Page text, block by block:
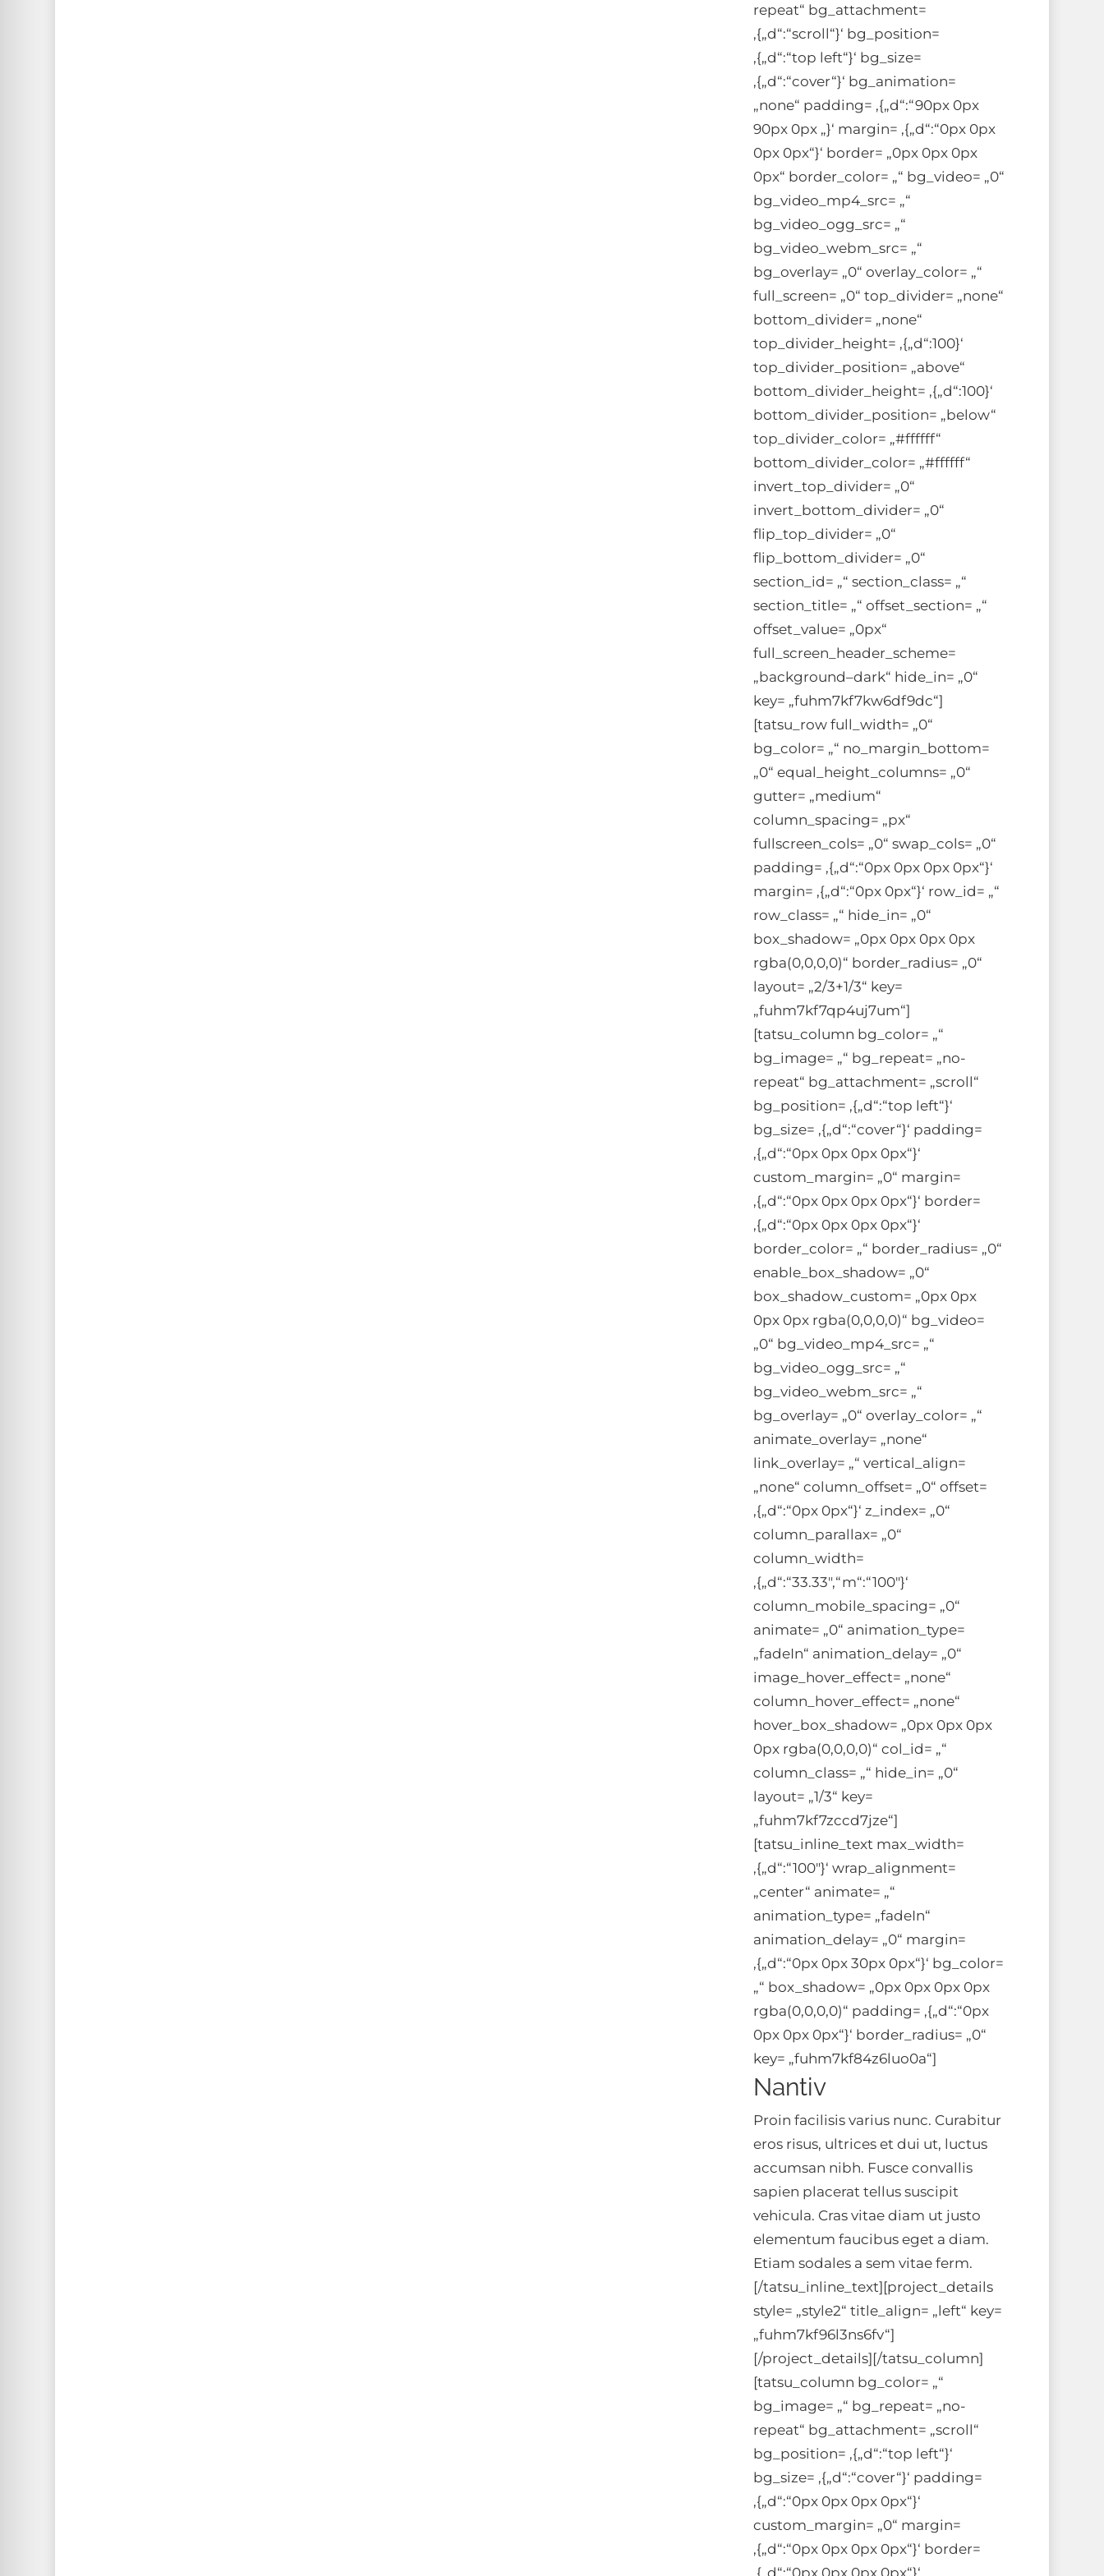
repeat“ bg_attachment=
‚{„d“:“scroll“}‘ bg_position=
‚{„d“:“top left“}‘ bg_size=
‚{„d“:“cover“}‘ bg_animation=
„none“ padding= ‚{„d“:“90px 0px
90px 0px „}‘ margin= ‚{„d“:“0px 0px
0px 0px“}‘ border= „0px 0px 0px
0px“ border_color= „“ bg_video= „0“
bg_video_mp4_src= „“
bg_video_ogg_src= „“
bg_video_webm_src= „“
bg_overlay= „0“ overlay_color= „“
full_screen= „0“ top_divider= „none“
bottom_divider= „none“
top_divider_height= ‚{„d“:100}‘
top_divider_position= „above“
bottom_divider_height= ‚{„d“:100}‘
bottom_divider_position= „below“
top_divider_color= „#ffffff“
bottom_divider_color= „#ffffff“
invert_top_divider= „0“
invert_bottom_divider= „0“
flip_top_divider= „0“
flip_bottom_divider= „0“
section_id= „“ section_class= „“
section_title= „“ offset_section= „“
offset_value= „0px“
full_screen_header_scheme=
„background–dark“ hide_in= „0“
key= „fuhm7kf7kw6df9dc“]
[tatsu_row full_width= „0“
bg_color= „“ no_margin_bottom=
„0“ equal_height_columns= „0“
gutter= „medium“
column_spacing= „px“
fullscreen_cols= „0“ swap_cols= „0“
padding= ‚{„d“:“0px 0px 0px 0px“}‘
margin= ‚{„d“:“0px 0px“}‘ row_id= „“
row_class= „“ hide_in= „0“
box_shadow= „0px 0px 0px 0px
rgba(0,0,0,0)“ border_radius= „0“
layout= „2/3+1/3“ key=
„fuhm7kf7qp4uj7um“]
[tatsu_column bg_color= „“
bg_image= „“ bg_repeat= „no-
repeat“ bg_attachment= „scroll“
bg_position= ‚{„d“:“top left“}‘
bg_size= ‚{„d“:“cover“}‘ padding=
‚{„d“:“0px 0px 0px 0px“}‘
custom_margin= „0“ margin=
‚{„d“:“0px 0px 0px 0px“}‘ border=
‚{„d“:“0px 0px 0px 0px“}‘
border_color= „“ border_radius= „0“
enable_box_shadow= „0“
box_shadow_custom= „0px 0px
0px 0px rgba(0,0,0,0)“ bg_video=
„0“ bg_video_mp4_src= „“
bg_video_ogg_src= „“
bg_video_webm_src= „“
bg_overlay= „0“ overlay_color= „“
animate_overlay= „none“
link_overlay= „“ vertical_align=
„none“ column_offset= „0“ offset=
‚{„d“:“0px 0px“}‘ z_index= „0“
column_parallax= „0“
column_width=
‚{„d“:“33.33″,“m“:“100″}‘
column_mobile_spacing= „0“
animate= „0“ animation_type=
„fadeIn“ animation_delay= „0“
image_hover_effect= „none“
column_hover_effect= „none“
hover_box_shadow= „0px 0px 0px
0px rgba(0,0,0,0)“ col_id= „“
column_class= „“ hide_in= „0“
layout= „1/3“ key=
„fuhm7kf7zccd7jze“]
[tatsu_inline_text max_width=
‚{„d“:“100″}‘ wrap_alignment=
„center“ animate= „“
animation_type= „fadeIn“
animation_delay= „0“ margin=
‚{„d“:“0px 0px 30px 0px“}‘ bg_color=
„“ box_shadow= „0px 0px 0px 0px
rgba(0,0,0,0)“ padding= ‚{„d“:“0px
0px 0px 0px“}‘ border_radius= „0“
key= „fuhm7kf84z6luo0a“]
Nantiv
Proin facilisis varius nunc. Curabitur
eros risus, ultrices et dui ut, luctus
accumsan nibh. Fusce convallis
sapien placerat tellus suscipit
vehicula. Cras vitae diam ut justo
elementum faucibus eget a diam.
Etiam sodales a sem vitae ferm.
[/tatsu_inline_text][project_details
style= „style2“ title_align= „left“ key=
„fuhm7kf96l3ns6fv“]
[/project_details][/tatsu_column]
[tatsu_column bg_color= „“
bg_image= „“ bg_repeat= „no-
repeat“ bg_attachment= „scroll“
bg_position= ‚{„d“:“top left“}‘
bg_size= ‚{„d“:“cover“}‘ padding=
‚{„d“:“0px 0px 0px 0px“}‘
custom_margin= „0“ margin=
‚{„d“:“0px 0px 0px 0px“}‘ border=
‚{„d“:“0px 0px 0px 0px“}‘